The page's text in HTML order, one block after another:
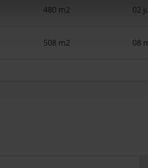
480 m2 02
508 m2 08